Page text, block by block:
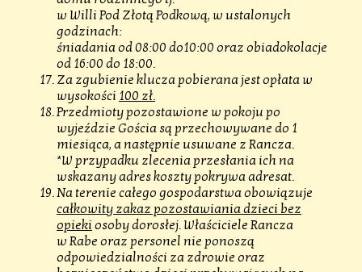
w Willi Pod Złotą Podkową, w ustalonych
godzinach:
śniadania od 08:00 do10:00 oraz obiadokolacje
od 16:00 do 18:00.
Za zgubienie klucza pobierana jest opłata w
wysokości 100 zł.
Przedmioty pozostawione w pokoju po
wyjeździe Gościa są przechowywane do 1
miesiąca, a następnie usuwane z Rancza.
*W przypadku zlecenia przesłania ich na
wskazany adres koszty pokrywa adresat.
Na terenie całego gospodarstwa obowiązuje
całkowity zakaz pozostawiania dzieci bez
opieki osoby dorosłej. Właściciele Rancza
w Rabe oraz personel nie ponoszą
odpowiedzialności za zdrowie oraz